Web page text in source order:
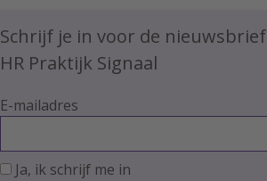
Schrijf je in voor de nieuwsbrief
HR Praktijk Signaal
E-mailadres
Ja, ik schrijf me in